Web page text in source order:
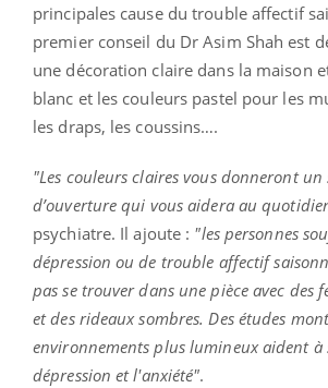
principales cause du trouble affectif
premier conseil du Dr Asim Shah est
une décoration claire dans la maison
blanc et les couleurs pastel pour les
les draps, les coussins….
"Les couleurs claires vous donneront
d’ouverture qui vous aidera au
psychiatre. Il ajoute : "les personnes
dépression ou de trouble affectif
pas se trouver dans une pièce avec des
et des rideaux sombres. Des études
environnements plus lumineux aident à
dépression et l'anxiété".